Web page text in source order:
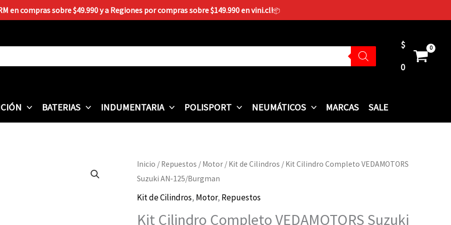
en compras sobre $49.990 y a Regiones por compras sobre $149.990 en vini.cl!📦
$
0
BATERIAS INDUMENTARIA POLISPORT NEUMÁTICOS MARCAS SALE
Inicio / Repuestos / Motor / Kit de Cilindros / Kit Cilindro Completo VEDAMOTORS
Suzuki AN-125/Burgman
Kit de Cilindros, Motor, Repuestos
Kit Cilindro Completo VEDAMOTORS Suzuki
Kit
Cilindro
Completo